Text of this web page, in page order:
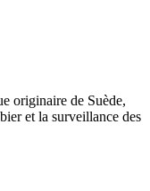
originaire de Suède,
et la surveillance des